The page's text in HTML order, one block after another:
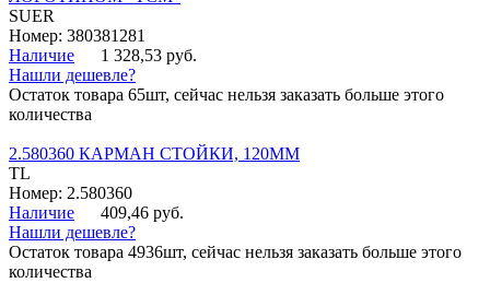
SUER
Номер: 380381281
Наличие
1 328,53 руб.
Нашли дешевле?
Остаток товара 65шт, сейчас нельзя заказать больше этого
количества
2.580360 КАРМАН СТОЙКИ, 120ММ
TL
Номер: 2.580360
Наличие
409,46 руб.
Нашли дешевле?
Остаток товара 4936шт, сейчас нельзя заказать больше этого
количества